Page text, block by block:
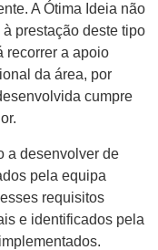
A Ótima Ideia não
prestação deste tipo
recorrer a apoio
da área, por
cumpre
a desenvolver de
pela equipa
requisitos
e identificados pela